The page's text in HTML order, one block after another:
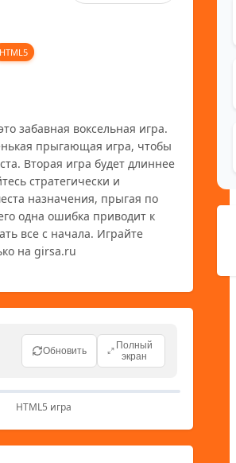
HTML5
прыгающая игра, чтобы
Вторая игра будет длиннее
стратегически и
назначения, прыгая по
одна ошибка приводит к
все с начала. Играйте
Обновить
Полный
экран
HTML5 игра